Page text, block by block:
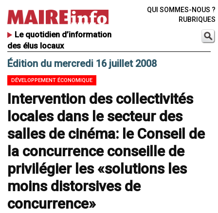
Le quotidien d’information
des élus locaux
QUI SOMMES-NOUS ?
RUBRIQUES
Édition du mercredi 16 juillet 2008
DÉVELOPPEMENT ÉCONOMIQUE
Intervention des collectivités
locales dans le secteur des
salles de cinéma: le Conseil de
la concurrence conseille de
privilégier les «solutions les
moins distorsives de
concurrence»